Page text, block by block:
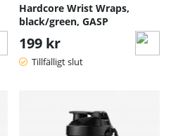
Hardcore Wrist Wraps,
black/green, GASP
199 kr
Tillfälligt slut